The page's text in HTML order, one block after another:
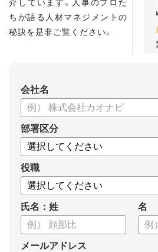
ちが語る人材マネジメントの
秘訣を是非ご覧ください。
会社名
部署区分
役職
氏名：姓 名
メールアドレス